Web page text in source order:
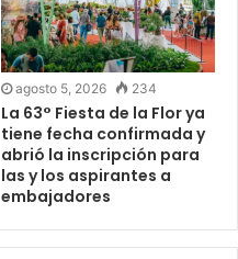
agosto 5, 2026 234
La 63° Fiesta de la Flor ya
tiene fecha confirmada y
abrió la inscripción para
las y los aspirantes a
embajadores